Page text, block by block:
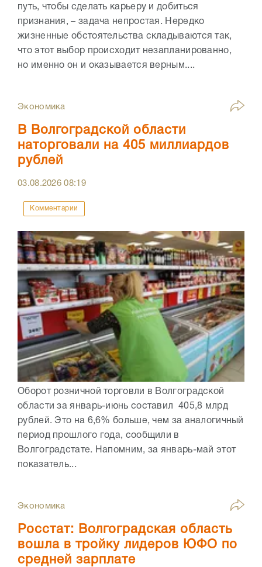
путь, чтобы сделать карьеру и добиться
признания, – задача непростая. Нередко
жизненные обстоятельства складываются так,
что этот выбор происходит незапланированно,
но именно он и оказывается верным....
Экономика
В Волгоградской области
наторговали на 405 миллиардов
рублей
03.08.202608:19
Комментарии
Оборот розничной торговли в Волгоградской
области за январь-июнь составил 405,8 млрд
рублей. Это на 6,6% больше, чем за аналогичный
период прошлого года, сообщили в
Волгоградстате. Напомним, за январь-май этот
показатель...
Экономика
Росстат: Волгоградская область
вошла в тройку лидеров ЮФО по
средней зарплате